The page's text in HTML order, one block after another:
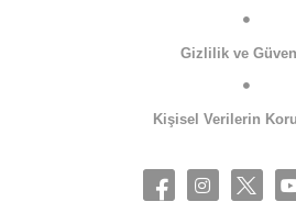
Gizlilik ve
Kişisel Verilerin